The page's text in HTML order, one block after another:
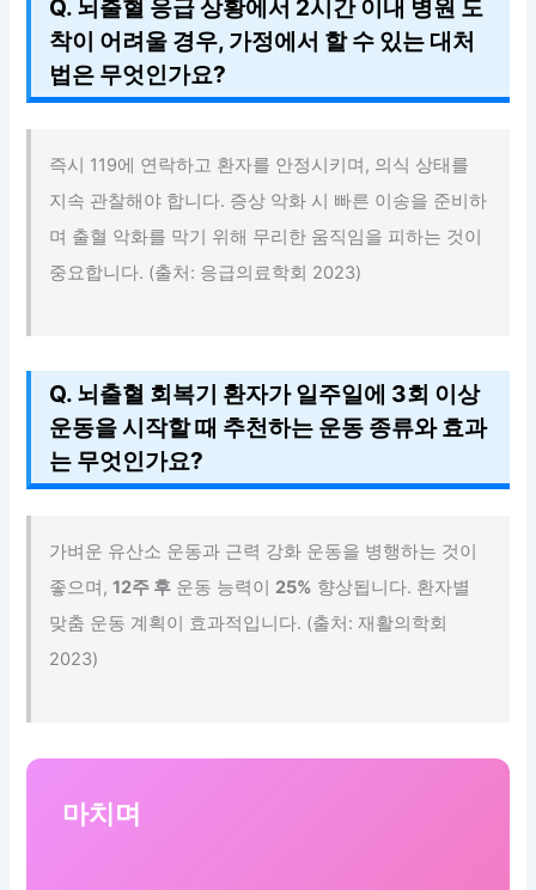
Q. 뇌출혈 응급 상황에서 2시간 이내 병원 도
착이 어려울 경우, 가정에서 할 수 있는 대처
법은 무엇인가요?
즉시 119에 연락하고 환자를 안정시키며, 의식 상태를
지속 관찰해야 합니다. 증상 악화 시 빠른 이송을 준비하
며 출혈 악화를 막기 위해 무리한 움직임을 피하는 것이
중요합니다. (출처: 응급의료학회 2023)
Q. 뇌출혈 회복기 환자가 일주일에 3회 이상
운동을 시작할 때 추천하는 운동 종류와 효과
는 무엇인가요?
가벼운 유산소 운동과 근력 강화 운동을 병행하는 것이
좋으며,12주 후 운동 능력이 25% 향상됩니다. 환자별
맞춤 운동 계획이 효과적입니다. (출처: 재활의학회
2023)
마치며